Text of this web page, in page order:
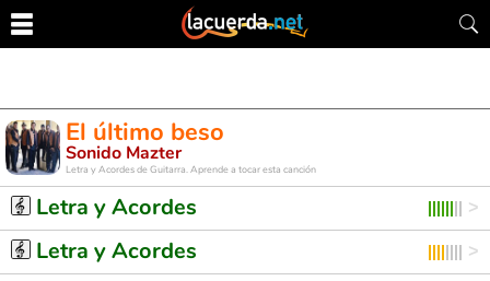
El último beso
Sonido Mazter
Letra y Acordes de Guitarra. Aprende a tocar esta canción
Letra y Acordes
Letra y Acordes